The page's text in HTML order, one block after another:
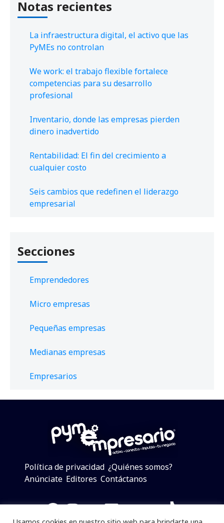
Notas recientes
La infraestructura digital, el activo que las
PyMEs no controlan
We work: el trabajo flexible fortalece
competencias para su desarrollo
profesional
Inventario, donde las empresas pierden
dinero inadvertido
Rentabilidad: El fin del crecimiento a
cualquier costo
Seis cambios que redefinen el liderazgo
empresarial
Secciones
Emprendedores
Micro empresas
Pequeñas empresas
Medianas empresas
Empresarios
Política de privacidad ¿Quiénes somos?
Anúnciate Editores Contáctanos
Facebook
Instagram
Twitter
LinkedIn
Telegram
YouTube
TikTok